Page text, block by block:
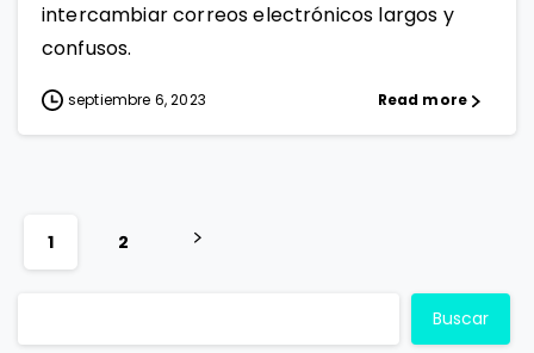
intercambiar correos electrónicos largos y
confusos.
septiembre 6, 2023 Read more
1 2
Buscar